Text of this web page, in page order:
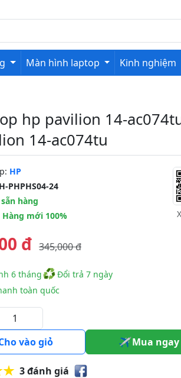
Màn hình laptop Kinh nghiệm
hp pavilion 14-
14-ac074tu
HP
PHPHS04-24
hàng
Hàng mới 100%
đ 345,000 đ
6 tháng♻Đổi trả 7 ngày
toàn quốc
vào giỏ
Mua ngay
3 đánh giá